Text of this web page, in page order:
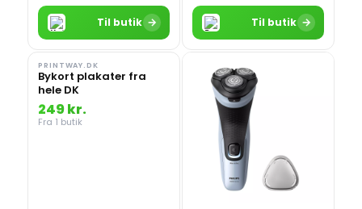
Til butik → Til butik →
PRINTWAY.DK
Bykort plakater fra
hele DK
249 kr.
Fra 1 butik